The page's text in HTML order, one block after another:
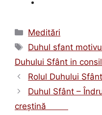
Categorii
Meditări
Etichete
Duhul sfant
Duhului Sfânt in
Rolul Duhului
Duhul Sfânt –
creştină